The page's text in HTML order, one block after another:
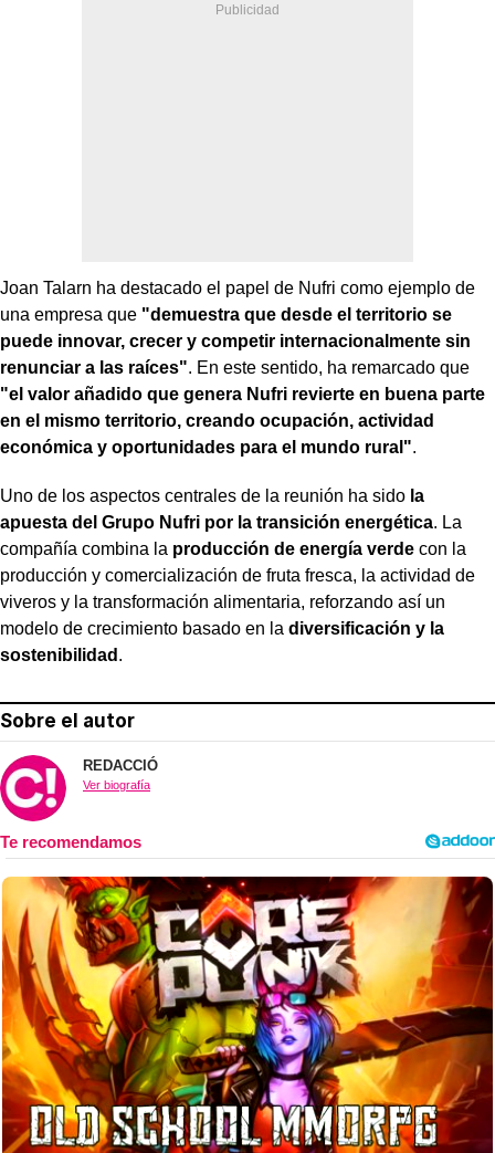
Joan Talarn ha destacado el papel de Nufri como ejemplo de
una empresa que "demuestra que desde el territorio se
puede innovar, crecer y competir internacionalmente sin
renunciar a las raíces". En este sentido, ha remarcado que
"el valor añadido que genera Nufri revierte en buena parte
en el mismo territorio, creando ocupación, actividad
económica y oportunidades para el mundo rural".
Uno de los aspectos centrales de la reunión ha sido la
apuesta del Grupo Nufri por la transición energética. La
compañía combina la producción de energía verde con la
producción y comercialización de fruta fresca, la actividad de
viveros y la transformación alimentaria, reforzando así un
modelo de crecimiento basado en la diversificación y la
sostenibilidad .
Sobre el autor
REDACCIÓ
Ver biografía